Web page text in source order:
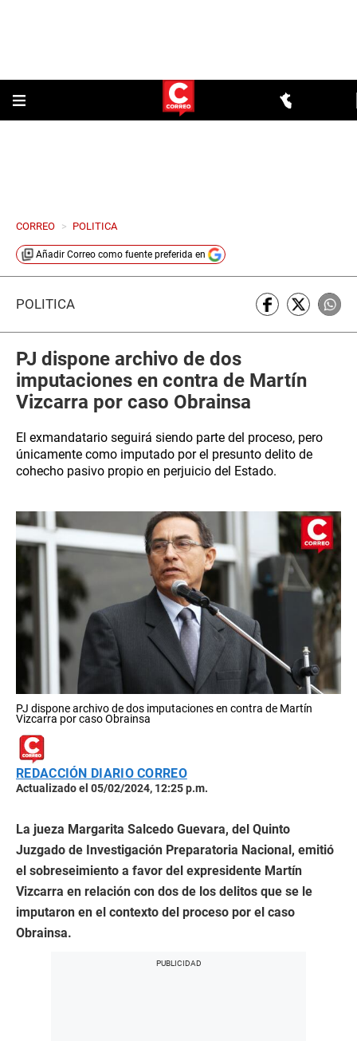
CORREO > POLITICA
Añadir Correo como fuente preferida en
POLÍTICA
PJ dispone archivo de dos
imputaciones en contra de Martín
Vizcarra por caso Obrainsa
El exmandatario seguirá siendo parte del proceso, pero
únicamente como imputado por el presunto delito de
cohecho pasivo propio en perjuicio del Estado.
PJ dispone archivo de dos imputaciones en contra de Martín
Vizcarra por caso Obrainsa
REDACCIÓN DIARIO CORREO
Actualizado el 05/02/2024, 12:25 p.m.
La jueza Margarita Salcedo Guevara, del Quinto
Juzgado de Investigación Preparatoria Nacional, emitió
el sobreseimiento a favor del expresidente Martín
Vizcarra en relación con dos de los delitos que se le
imputaron en el contexto del proceso por el caso
Obrainsa.